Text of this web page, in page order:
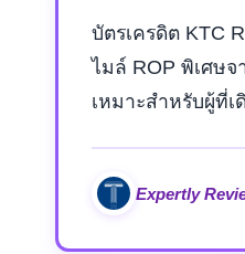
บัตรเครดิต KTC
ไมล์ ROP พิเศษจ
เหมาะสำหรับผู้ที่
Expertly